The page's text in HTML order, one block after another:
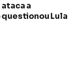
a
Lula